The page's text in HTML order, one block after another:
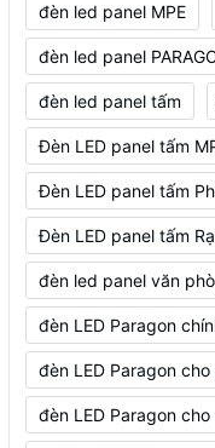
đèn led panel MPE
đèn led panel
đèn led panel tấm
Đèn LED panel tấm
Đèn LED panel tấm
Đèn LED panel tấm
đèn led panel văn
đèn LED Paragon
đèn LED Paragon
đèn LED Paragon